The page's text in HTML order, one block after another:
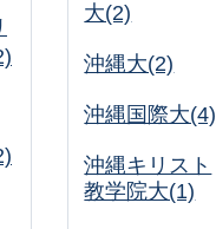
大(2)
沖縄大(2)
沖縄国際大(4)
沖縄キリスト
教学院大(1)